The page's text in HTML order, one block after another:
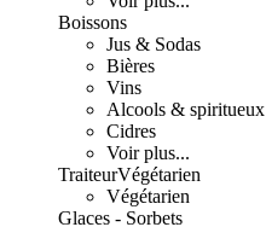
Boissons
Jus & Sodas
Bières
Vins
Alcools & spiritueux
Cidres
Voir plus...
TraiteurVégétarien
Végétarien
Glaces - Sorbets